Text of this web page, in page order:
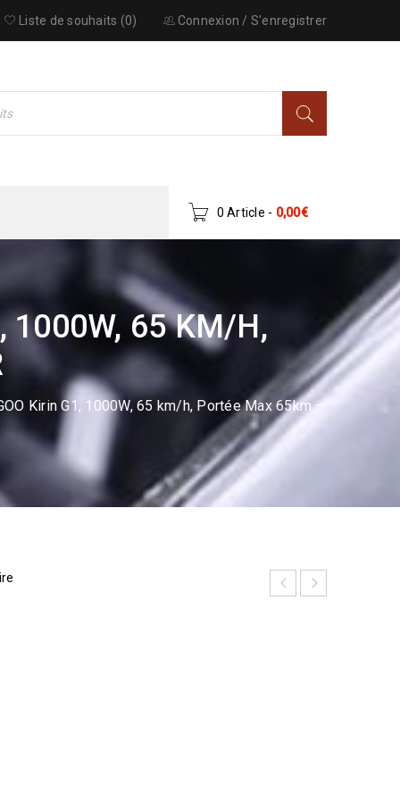
Connexion / S'enregistrer
Liste de souhaits (0)
0 Article - 0,00€
1000W, 65 KM/H,
Kirin G1, 1000W, 65 km/h, Portée Max 65km –